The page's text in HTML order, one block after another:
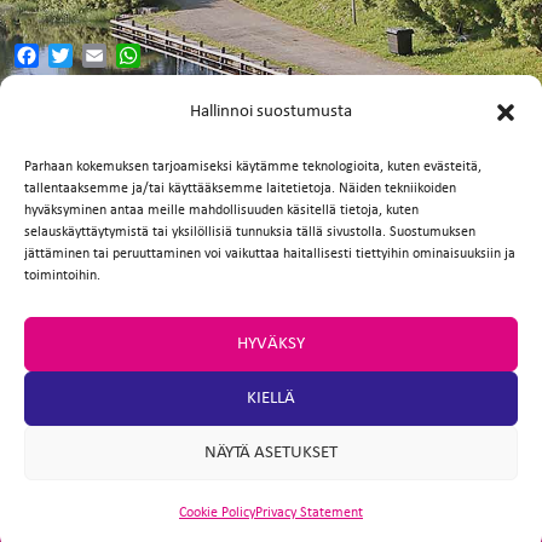
Hallinnoi suostumusta
Parhaan kokemuksen tarjoamiseksi käytämme teknologioita, kuten evästeitä,
tallentaaksemme ja/tai käyttääksemme laitetietoja. Näiden tekniikoiden
hyväksyminen antaa meille mahdollisuuden käsitellä tietoja, kuten
selauskäyttäytymistä tai yksilöllisiä tunnuksia tällä sivustolla. Suostumuksen
jättäminen tai peruuttaminen voi vaikuttaa haitallisesti tiettyihin ominaisuuksiin ja
toimintoihin.
HYVÄKSY
KIELLÄ
NÄYTÄ ASETUKSET
Cookie PolicyPrivacy Statement
FI
Facebook
TwitterEmailWhatsApp